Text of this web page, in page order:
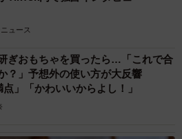
ュース
ぎおもちゃを買ったら…「これで合
？」予想外の使い方が大反響
点」「かわいいからよし！」